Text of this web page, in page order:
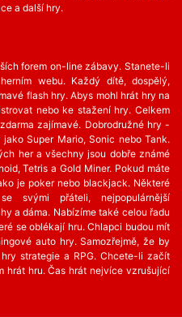
a další hry.
forem on-line zábavy. Stanete-li
webu. Každý dítě, dospělý,
flash hry. Abys mohl hrát hry na
nebo ke stažení hry. Celkem
zajímavé. Dobrodružné hry -
Super Mario, Sonic nebo Tank.
her a všechny jsou dobře známé
Tetris a Gold Miner. Pokud máte
je poker nebo blackjack. Některé
svými přáteli, nejpopulárnější
a dáma. Nabízíme také celou řadu
se oblékají hru. Chlapci budou mít
auto hry. Samozřejmě, že by
strategie a RPG. Chcete-li začít
hrát hru. Čas hrát nejvíce vzrušující